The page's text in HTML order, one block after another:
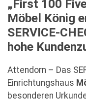
„First 100
Möbel König
SERVICE-
hohe
Attendorn – Das
Einrichtungshaus
besonderen